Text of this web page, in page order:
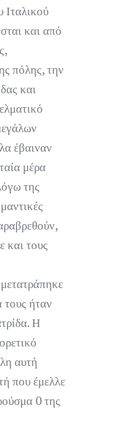
και από
πόλης, την
και
έβαιναν
μέρα
της
και τους
τους ήταν
Η
αυτή
που έμελλε
0 της